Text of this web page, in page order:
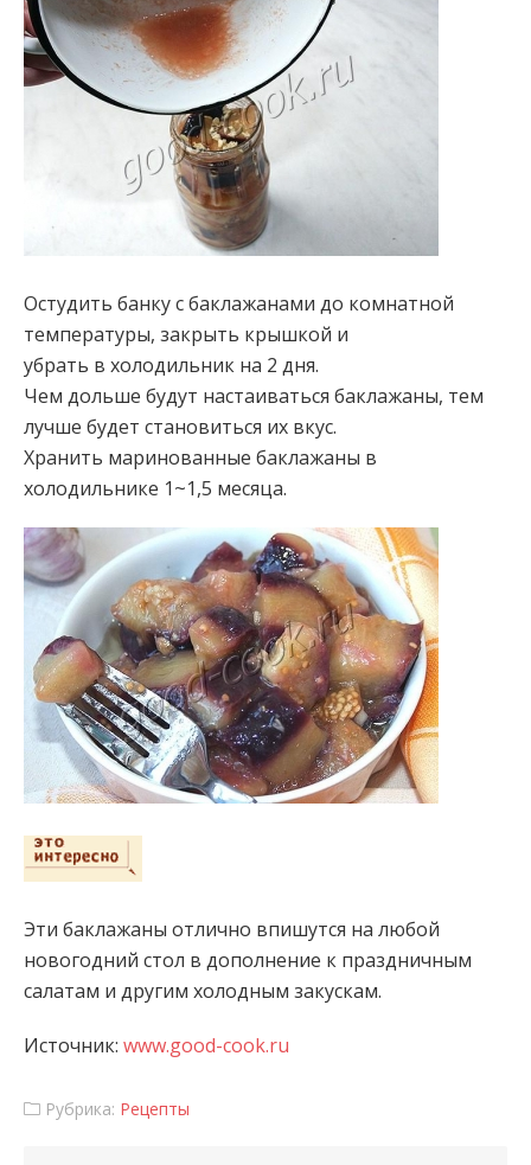
Остудить банку с баклажанами до комнатной
температуры, закрыть крышкой и
убрать в холодильник на 2 дня.
Чем дольше будут настаиваться баклажаны, тем
лучше будет становиться их вкус.
Хранить маринованные баклажаны в
холодильнике 1~1,5 месяца.
Эти баклажаны отлично впишутся на любой
новогодний стол в дополнение к праздничным
салатам и другим холодным закускам.
Источник: www.good-cook.ru
Рубрика: Рецепты